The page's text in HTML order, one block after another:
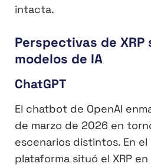
intacta.
Perspectivas de XRP
modelos de IA
ChatGPT
El chatbot de OpenAI
de marzo de 2026 en
escenarios distintos. En el
plataforma situó el XRP